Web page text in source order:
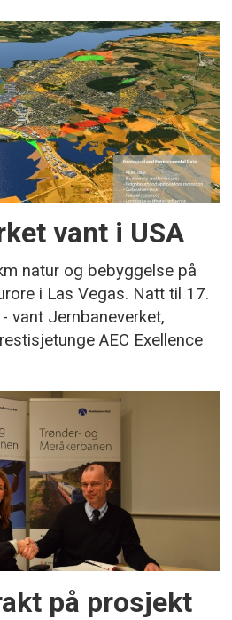
vant i USA
natur og bebyggelse på
i Las Vegas. Natt til 17.
vant Jernbaneverket,
AEC Exellence
på prosjekt